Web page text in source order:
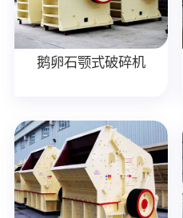
鹅卵石颚式破碎机